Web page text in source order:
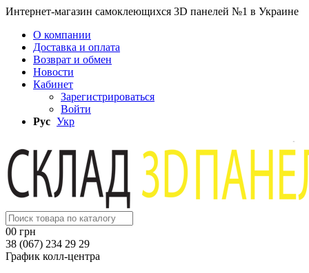
Интернет-магазин самоклеющихся 3D панелей №1 в Украине
О компании
Доставка и оплата
Возврат и обмен
Новости
Кабинет
Зарегистрироваться
Войти
Рус Укр
00 грн
38 (067) 234 29 29
График колл-центра